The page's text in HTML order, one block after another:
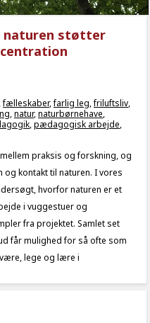
naturen støtter
,fælleskaber,farlig leg,friluftsliv,
,natur,naturbørnehave,
,pædagogisk arbejde,
praksis og forskning, og
kontakt til naturen. I vores
hvorfor naturen er et
i vuggestuer og
fra projektet. Samlet set
får mulighed for så ofte som
lege og lære i